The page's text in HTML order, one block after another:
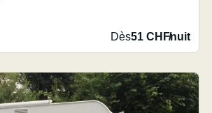
Dès51 CHF/nuit